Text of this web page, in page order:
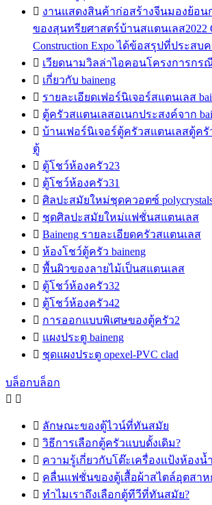
 งานแสดงสินค้าก่อสร้างจีนมองย้อน
ของสุนทรียศาสตร์บ้านสแตนเลส2022
Construction Expo ได้ข้อสรุปที่ประสบ
 เวียดนามวิลล่าไอคอนโครงการกร
 เกี่ยวกับ baineng
 รายละเอียดเฟอร์นิเจอร์สแตนเลส
 ตู้ครัวสแตนเลสอเนกประสงค์จาก
 บ้านเฟอร์นิเจอร์ตู้ครัวสแตนเลสตู้ค
ตู้
 ตู้โชว์ห้องครัว23
 ตู้โชว์ห้องครัว31
 ศิลปะสมัยใหม่ชุดควอตซ์
 ชุดศิลปะสมัยใหม่แฟชั่นสแตนเลส
 Baineng รายละเอียดครัวสแตนเลส
 ห้องโชว์ตู้ครัว baineng
 พื้นผิวของลายไม้เป็นสแตนเลส
 ตู้โชว์ห้องครัว32
 ตู้โชว์ห้องครัว42
 การออกแบบพิเศษของตู้ครัว2
 แผงประตู baineng
 ชุดแผงประตู opexel-PVC clad
บล็อกบล็อก
 
 ลักษณะของตู้ไวน์ที่ทันสมัย
 วิธีการเลือกตู้ครัวแบบดั้งเดิม?
 ความรู้เกี่ยวกับโต๊ะเครื่องแป้งห้องน้
 คลื่นแฟชั่นของตู้เสื้อผ้าสไตล์อุตสาห
 ทำไมเราถึงเลือกตู้ทีวีที่ทันสมัย?